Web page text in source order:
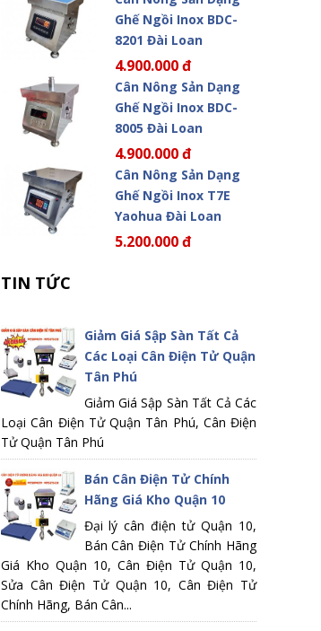
Ghế Ngồi Inox BDC-
8201 Đài Loan
4.900.000 đ
Cân Nông Sản Dạng
Ghế Ngồi Inox BDC-
8005 Đài Loan
4.900.000 đ
Cân Nông Sản Dạng
Ghế Ngồi Inox T7E
Yaohua Đài Loan
5.200.000 đ
TIN TỨC
Giảm Giá Sập Sàn Tất Cả
Các Loại Cân Điện Tử Quận
Tân Phú
Giảm Giá Sập Sàn Tất Cả Các
Loại Cân Điện Tử Quận Tân Phú, Cân Điện
Tử Quận Tân Phú
Bán Cân Điện Tử Chính
Hãng Giá Kho Quận 10
Đại lý cân điện tử Quận 10,
Bán Cân Điện Tử Chính Hãng
Giá Kho Quận 10, Cân Điện Tử Quận 10,
Sửa Cân Điện Tử Quận 10, Cân Điện Tử
Chính Hãng, Bán Cân...